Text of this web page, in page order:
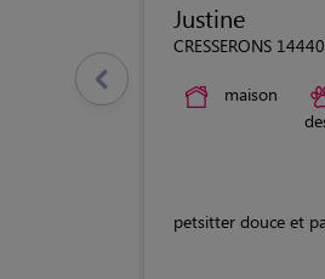
Justine
CRESSERONS 14440
maison
petsitter douce et